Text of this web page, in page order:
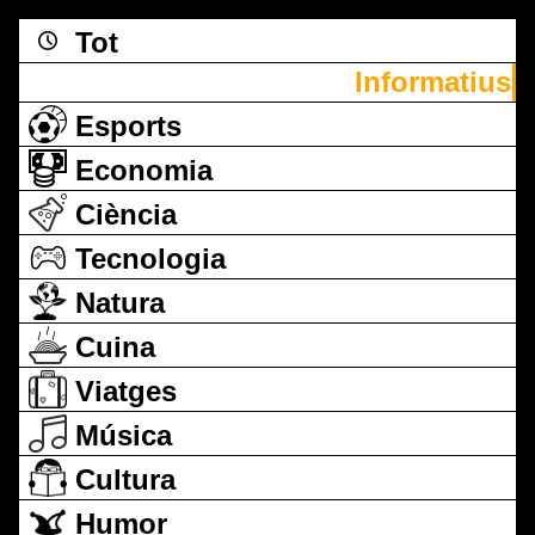
Tot
Informatius
Esports
Economia
Ciència
Tecnologia
Natura
Cuina
Viatges
Música
Cultura
Humor